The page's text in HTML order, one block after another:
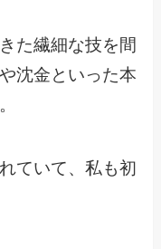
た繊細な技を間
沈金といった本
ていて、私も初